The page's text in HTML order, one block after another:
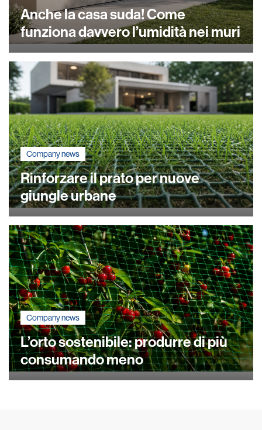
Anche la casa suda! Come
funziona davvero l’umidità nei muri
Company news
Rinforzare il prato per nuove
giungle urbane
Company news
L’orto sostenibile: produrre di più
consumando meno